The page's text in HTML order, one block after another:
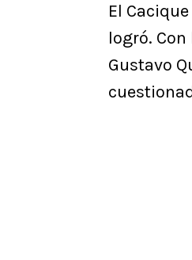
El
logró.
Gustavo